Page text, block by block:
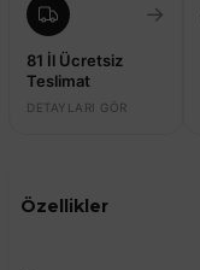
→
81 İl Ücretsiz
Teslimat
DETAYLARI GÖR
Özellikler